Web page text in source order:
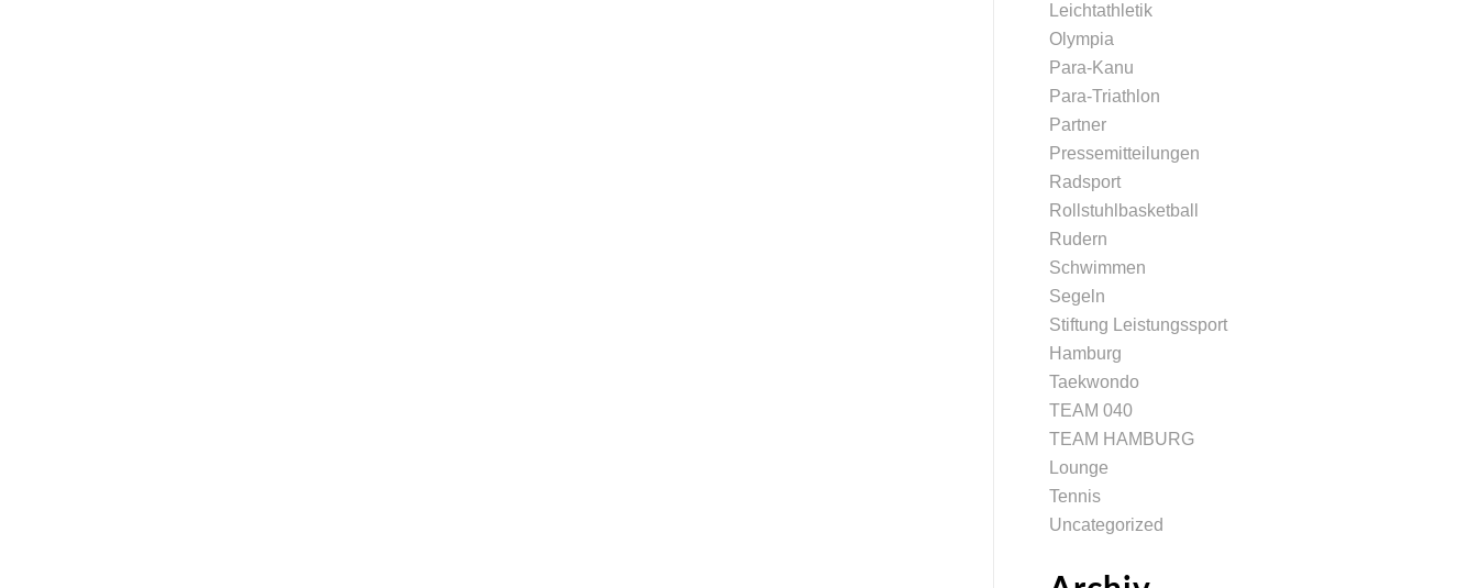
Leichtathletik
Olympia
Para-Kanu
Para-Triathlon
Partner
Pressemitteilungen
Radsport
Rollstuhlbasketball
Rudern
Schwimmen
Segeln
Stiftung Leistungssport
Hamburg
Taekwondo
TEAM 040
TEAM HAMBURG
Lounge
Tennis
Uncategorized